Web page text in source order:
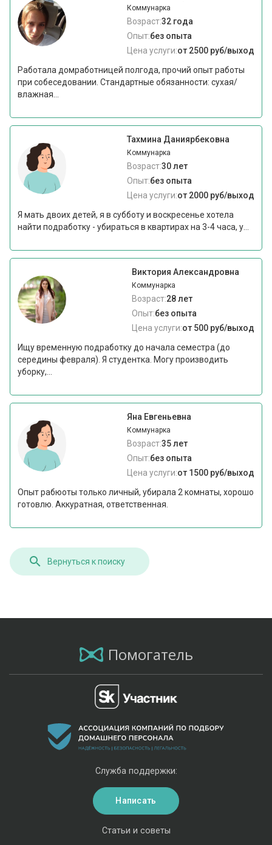
Коммунарка
Возраст:32 года
Опыт:без опыта
Цена услуги:от 2500 руб/выход
Работала домработницей полгода, прочий опыт работы
при собеседовании. Стандартные обязанности: сухая/
влажная...
Тахмина Даниярбековна
Коммунарка
Возраст:30 лет
Опыт:без опыта
Цена услуги:от 2000 руб/выход
Я мать двоих детей, я в субботу и воскресенье хотела
найти подработку - убираться в квартирах на 3-4 часа, у...
Виктория Александровна
Коммунарка
Возраст:28 лет
Опыт:без опыта
Цена услуги:от 500 руб/выход
Ищу временную подработку до начала семестра (до
середины февраля). Я студентка. Могу производить
уборку,...
Яна Евгеньевна
Коммунарка
Возраст:35 лет
Опыт:без опыта
Цена услуги:от 1500 руб/выход
Опыт рабюоты только личный, убирала 2 комнаты, хорошо
готовлю. Аккуратная, ответственная.
Вернуться к поиску
Помогатель
Статьи и советы
Служба поддержки:
Написать